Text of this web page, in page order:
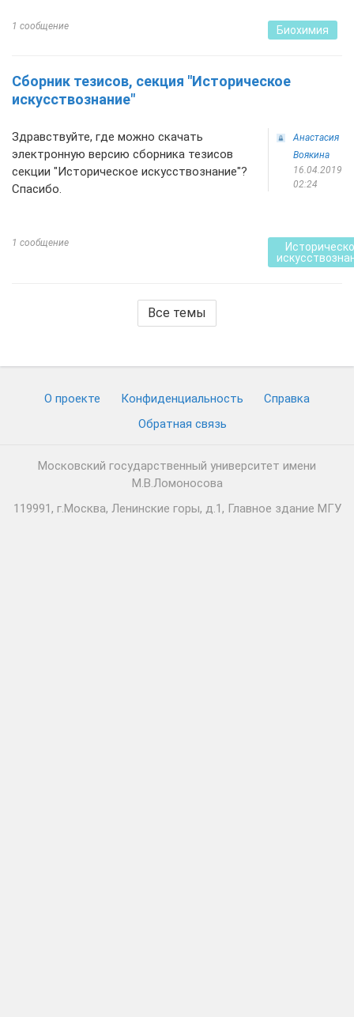
1 сообщение Биохимия
Сборник тезисов, секция "Историческое
искусствознание"
Здравствуйте, где можно скачать
электронную версию сборника тезисов
секции "Историческое искусствознание"?
Спасибо.
Анастасия
Воякина
16.04.2019
02:24
1 сообщение
Все темы
О проекте Конфиденциальность
Cправка
Обратная связь
Московский государственный университет имени
М.В.Ломоносова
119991, г.Москва, Ленинские горы, д.1, Главное здание МГУ